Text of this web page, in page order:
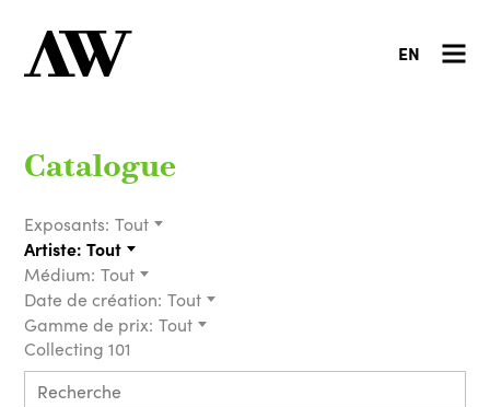
EN
Catalogue
Exposants: Tout
Artiste: Tout
Médium: Tout
Date de création: Tout
Gamme de prix: Tout
Collecting 101